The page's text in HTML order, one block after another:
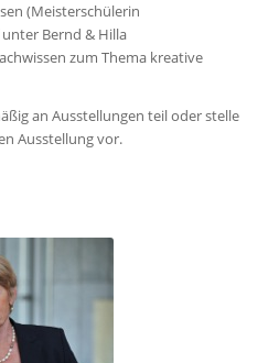
(Meisterschülerin
Bernd & Hilla
zum Thema kreative
an Ausstellungen teil oder stelle
Ausstellung vor.